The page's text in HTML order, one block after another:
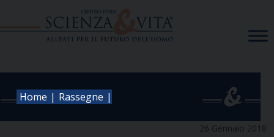
Home | Rassegne |
26 Gennaio 2018